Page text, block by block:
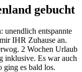
gebucht
unendlich entspannte
IHR Zuhause an.
2 Wochen Urlaub
inklusive. Es war auch
ging es bald los.